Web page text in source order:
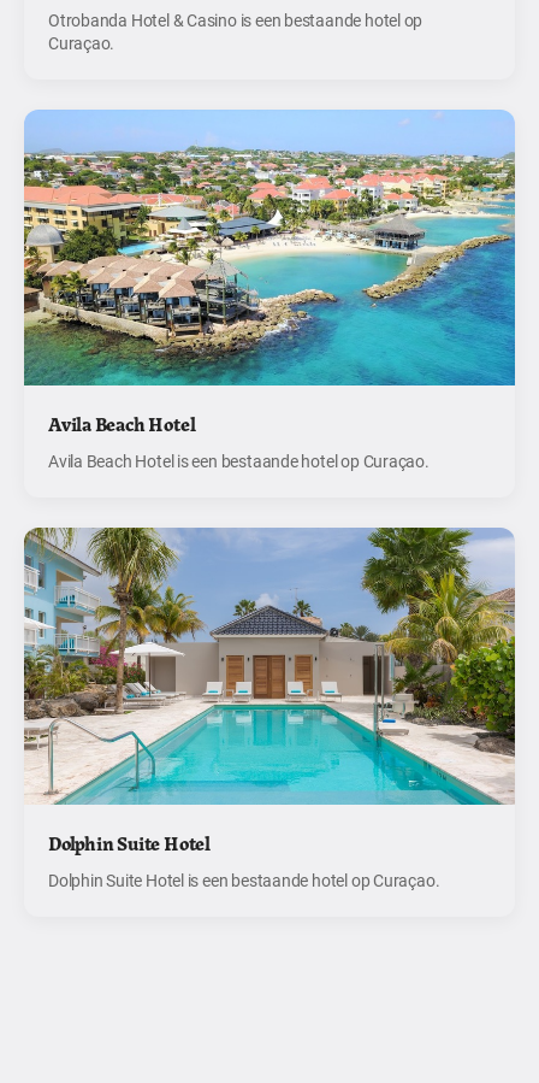
Otrobanda Hotel & Casino is een bestaande hotel op
Curaçao.
Avila Beach Hotel
Avila Beach Hotel is een bestaande hotel op Curaçao.
Dolphin Suite Hotel
Dolphin Suite Hotel is een bestaande hotel op Curaçao.